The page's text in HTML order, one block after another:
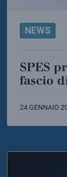
NEWS
SPES produce il suo primo
fascio
24 GENNAIO